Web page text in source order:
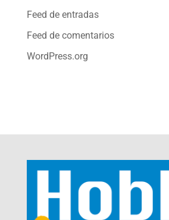
Feed de entradas
Feed de comentarios
WordPress.org